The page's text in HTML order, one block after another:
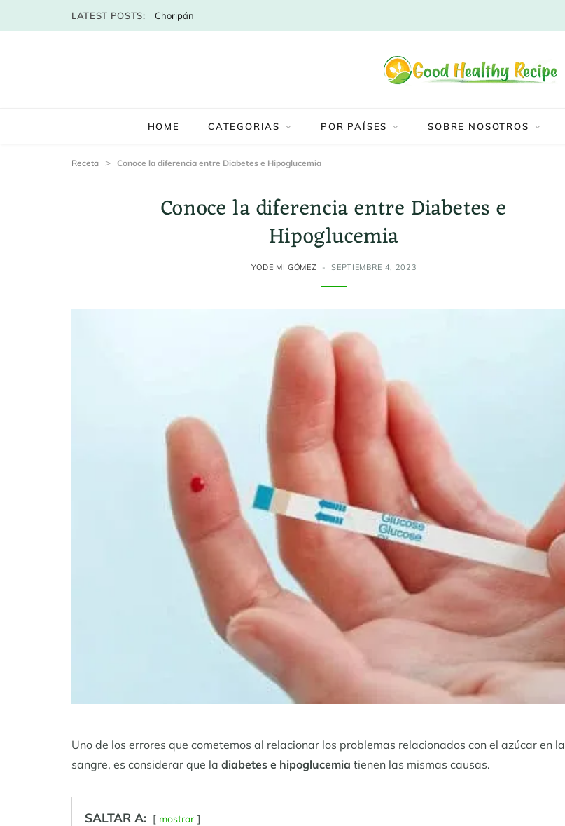
LATEST POSTS: Choripán
HOME CATEGORIAS POR PAÍSES SOBRE NOSOTROS
Receta > Conoce la diferencia entre Diabetes e Hipoglucemia
Conoce la diferencia entre Diabetes e
Hipoglucemia
YODEIMI GÓMEZ SEPTIEMBRE 4, 2023
Uno de los errores que cometemos al relacionar los problemas relacionados con el azúcar en la
sangre, es considerar que la diabetes e hipoglucemia tienen las mismas causas.
SALTAR A: mostrar